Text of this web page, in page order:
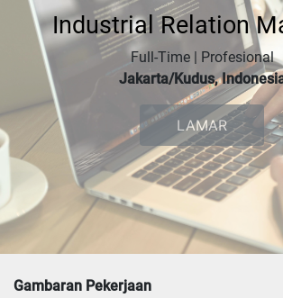
Industrial Relation
Full-Time | Profesional
Jakarta/Kudus,
LAMAR
Gambaran Pekerjaan